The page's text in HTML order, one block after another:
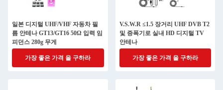
일본 디지털 UHF/VHF 자동차 필
름 안테나 GT13/GT16 50Ω 입력 임
피던스 280g 무게
가장 좋은 가격 을 구하라
V.S.W.R ≤1.5 장거리 UHF DVB T2
및 증폭기로 실내 HD 디지털 TV
안테나
가장 좋은 가격 을 구하라